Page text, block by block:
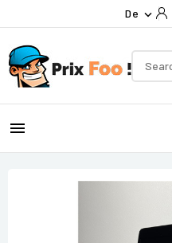
De 
